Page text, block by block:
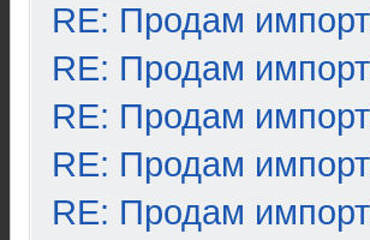
RE: Продам
RE: Продам
RE: Продам
RE: Продам
RE: Продам